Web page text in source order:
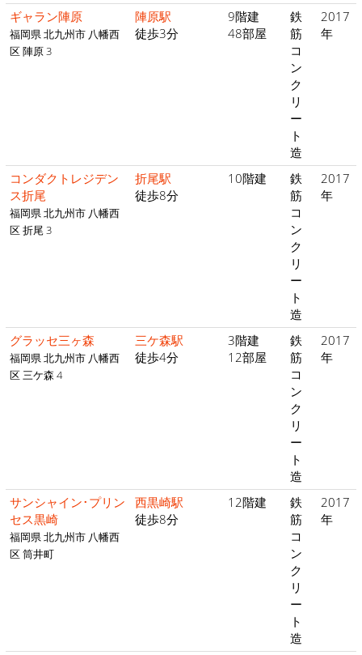
ギャラン陣原
福岡県 北九州市 八幡西
区 陣原 3
陣原駅
徒歩3分
9階建
48部屋
鉄
筋
コ
ン
ク
リ
ー
ト
造
2017
年
コンダクトレジデン
ス折尾
福岡県 北九州市 八幡西
区 折尾 3
折尾駅
徒歩8分
10階建
鉄
筋
コ
ン
ク
リ
ー
ト
造
2017
年
グラッセ三ヶ森
福岡県 北九州市 八幡西
区 三ケ森 4
三ケ森駅
徒歩4分
3階建
12部屋
鉄
筋
コ
ン
ク
リ
ー
ト
造
2017
年
サンシャイン･プリン
セス黒崎
福岡県 北九州市 八幡西
区 筒井町
西黒崎駅
徒歩8分
12階建
鉄
筋
コ
ン
ク
リ
ー
ト
造
2017
年